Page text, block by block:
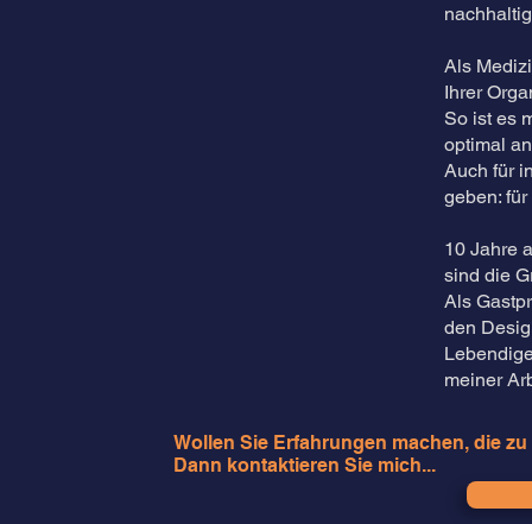
Wollen Sie Erfahrungen machen, die
Dann kontaktieren Sie mich...
Als
Ihrer
So ist es
optimal
Auch für
geben:
10 Jahre
sind die
Als
den
meiner